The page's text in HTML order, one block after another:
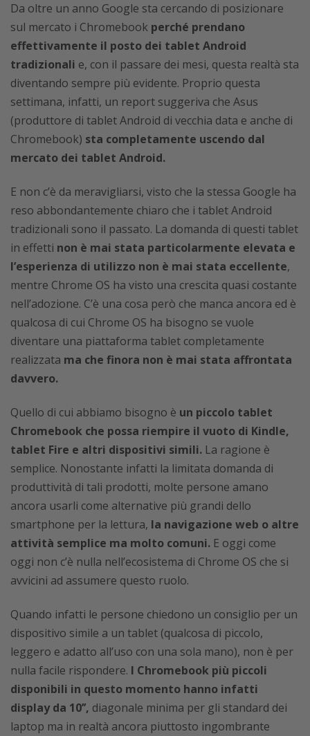
Da oltre un anno Google sta cercando di posizionare
sul mercato i Chromebook perché prendano
effettivamente il posto dei tablet Android
tradizionali e, con il passare dei mesi, questa realtà sta
diventando sempre più evidente. Proprio questa
settimana, infatti, un report suggeriva che Asus
(produttore di tablet Android di vecchia data e anche di
Chromebook) sta completamente uscendo dal
mercato dei tablet Android.
E non c’è da meravigliarsi, visto che la stessa Google ha
reso abbondantemente chiaro che i tablet Android
tradizionali sono il passato. La domanda di questi tablet
in effetti non è mai stata particolarmente elevata e
l’esperienza di utilizzo non è mai stata eccellente,
mentre Chrome OS ha visto una crescita quasi costante
nell’adozione. C’è una cosa però che manca ancora ed è
qualcosa di cui Chrome OS ha bisogno se vuole
diventare una piattaforma tablet completamente
realizzata ma che finora non è mai stata affrontata
davvero.
Quello di cui abbiamo bisogno è un piccolo tablet
Chromebook che possa riempire il vuoto di Kindle,
tablet Fire e altri dispositivi simili. La ragione è
semplice. Nonostante infatti la limitata domanda di
produttività di tali prodotti, molte persone amano
ancora usarli come alternative più grandi dello
smartphone per la lettura, la navigazione web o altre
attività semplice ma molto comuni. E oggi come
oggi non c’è nulla nell’ecosistema di Chrome OS che si
avvicini ad assumere questo ruolo.
Quando infatti le persone chiedono un consiglio per un
dispositivo simile a un tablet (qualcosa di piccolo,
leggero e adatto all’uso con una sola mano), non è per
nulla facile rispondere. I Chromebook più piccoli
disponibili in questo momento hanno infatti
display da 10’’, diagonale minima per gli standard dei
laptop ma in realtà ancora piuttosto ingombrante